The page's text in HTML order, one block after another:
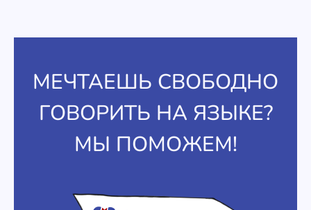
МЕЧТАЕШЬ СВОБОДНО
ГОВОРИТЬ НА ЯЗЫКЕ?
МЫ ПОМОЖЕМ!